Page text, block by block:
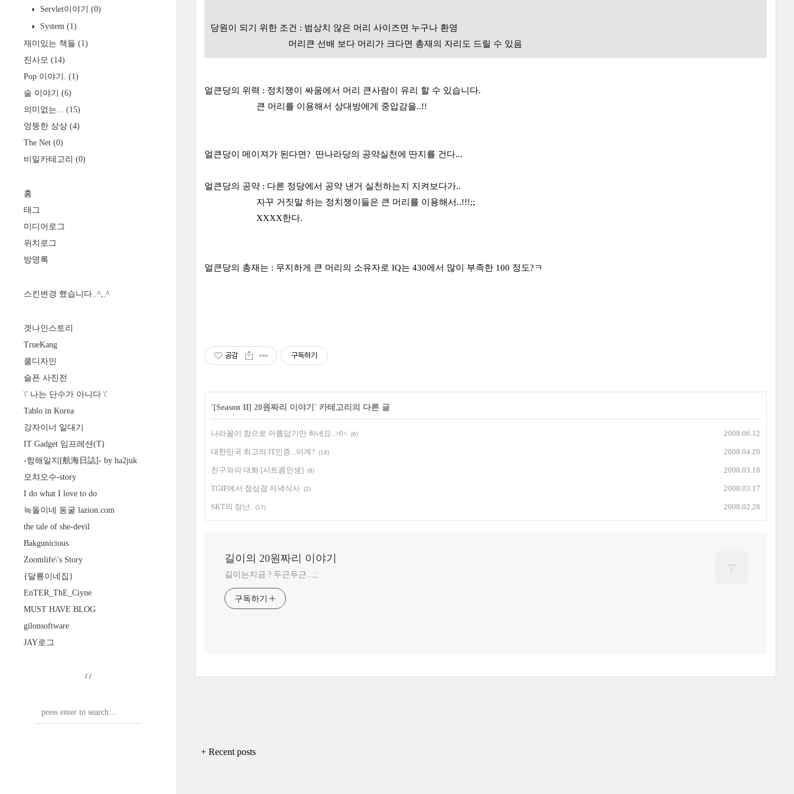
Servlet이야기 (0)
System (1)
재미있는 책들 (1)
진사모 (14)
Pop 이야기. (1)
술 이야기 (6)
의미없는... (15)
엉뚱한 상상 (4)
The Net (0)
비밀카테고리 (0)
홈
태그
미디어로그
위치로그
방명록
스킨변경 했습니다..^,.^
겟나인스토리
TrueKang
쿨디자인
슬픈 사진전
\' 나는 단수가 아니다 \'
Tablo in Korea
강자이너 일대기
IT Gadget 임프레션(T)
-항해일지[航海日誌]- by ha2juk
모챠오수-story
I do what I love to do
늑돌이네 동굴 lazion.com
the tale of she-devil
Bakgunicious
Zoomlife\'s Story
{달룡이네집}
EnTER_ThE_Ciyne
MUST HAVE BLOG
gilonsoftware
JAY로그
/ /
당원이 되기 위한 조건 : 범상치 않은 머리 사이즈면 누구나 환영
머리큰 선배 보다 머리가 크다면 총재의 자리도 드릴 수 있음
얼큰당의 위력 : 정치쟁이 싸움에서 머리 큰사람이 유리 할 수 있습니다.
큰 머리를 이용해서 상대방에게 중압감을..!!
얼큰당이 메이져가 된다면? 딴나라당의 공약실천에 딴지를 건다...
얼큰당의 공약 : 다른 정당에서 공약 낸거 실천하는지 지켜보다가..
자꾸 거짓말 하는 정치쟁이들은 큰 머리를 이용해서..!!!;;
XXXX한다.
얼큰당의 총재는 : 무지하게 큰 머리의 소유자로 IQ는 430에서 많이 부족한 100 정도?ㅋ
공감 구독하기
' [Season II] 20원짜리 이야기 ' 카테고리의 다른 글
나라꼴이 참으로 아름답기만 하네요..>0< (6) 2008.06.12
대한민국 최고의 IT인증...이게? (18) 2008.04.20
친구와의 대화 [시트콤인생] (8) 2008.03.18
TGIF에서 점심겸 저녁식사 (2) 2008.03.17
SKT의 장난. (17) 2008.02.28
길이의 20원짜리 이야기
길이는지금 ? 두근두근...;;
구독하기
+ Recent posts